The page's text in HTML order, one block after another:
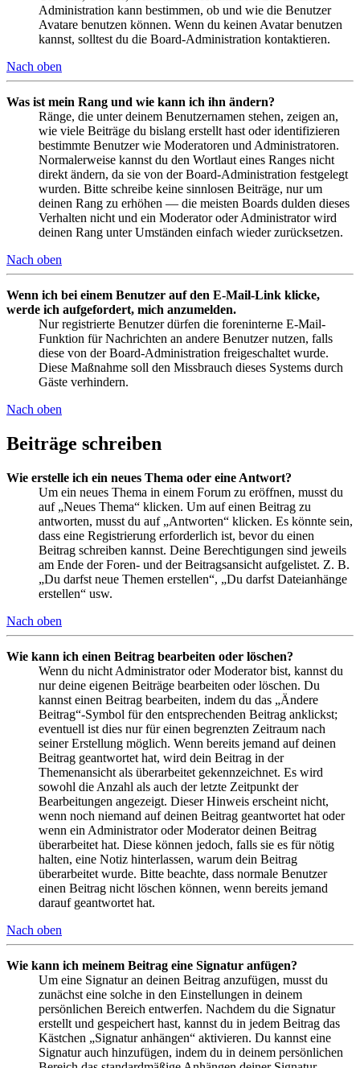
Administration kann bestimmen, ob und wie die Benutzer
Avatare benutzen können. Wenn du keinen Avatar benutzen
kannst, solltest du die Board-Administration kontaktieren.
Nach oben
Was ist mein Rang und wie kann ich ihn ändern?
Ränge, die unter deinem Benutzernamen stehen, zeigen an,
wie viele Beiträge du bislang erstellt hast oder identifizieren
bestimmte Benutzer wie Moderatoren und Administratoren.
Normalerweise kannst du den Wortlaut eines Ranges nicht
direkt ändern, da sie von der Board-Administration festgelegt
wurden. Bitte schreibe keine sinnlosen Beiträge, nur um
deinen Rang zu erhöhen — die meisten Boards dulden dieses
Verhalten nicht und ein Moderator oder Administrator wird
deinen Rang unter Umständen einfach wieder zurücksetzen.
Nach oben
Wenn ich bei einem Benutzer auf den E-Mail-Link klicke,
werde ich aufgefordert, mich anzumelden.
Nur registrierte Benutzer dürfen die foreninterne E-Mail-
Funktion für Nachrichten an andere Benutzer nutzen, falls
diese von der Board-Administration freigeschaltet wurde.
Diese Maßnahme soll den Missbrauch dieses Systems durch
Gäste verhindern.
Nach oben
Beiträge schreiben
Wie erstelle ich ein neues Thema oder eine Antwort?
Um ein neues Thema in einem Forum zu eröffnen, musst du
auf „Neues Thema“ klicken. Um auf einen Beitrag zu
antworten, musst du auf „Antworten“ klicken. Es könnte sein,
dass eine Registrierung erforderlich ist, bevor du einen
Beitrag schreiben kannst. Deine Berechtigungen sind jeweils
am Ende der Foren- und der Beitragsansicht aufgelistet. Z. B.
„Du darfst neue Themen erstellen“, „Du darfst Dateianhänge
erstellen“ usw.
Nach oben
Wie kann ich einen Beitrag bearbeiten oder löschen?
Wenn du nicht Administrator oder Moderator bist, kannst du
nur deine eigenen Beiträge bearbeiten oder löschen. Du
kannst einen Beitrag bearbeiten, indem du das „Ändere
Beitrag“-Symbol für den entsprechenden Beitrag anklickst;
eventuell ist dies nur für einen begrenzten Zeitraum nach
seiner Erstellung möglich. Wenn bereits jemand auf deinen
Beitrag geantwortet hat, wird dein Beitrag in der
Themenansicht als überarbeitet gekennzeichnet. Es wird
sowohl die Anzahl als auch der letzte Zeitpunkt der
Bearbeitungen angezeigt. Dieser Hinweis erscheint nicht,
wenn noch niemand auf deinen Beitrag geantwortet hat oder
wenn ein Administrator oder Moderator deinen Beitrag
überarbeitet hat. Diese können jedoch, falls sie es für nötig
halten, eine Notiz hinterlassen, warum dein Beitrag
überarbeitet wurde. Bitte beachte, dass normale Benutzer
einen Beitrag nicht löschen können, wenn bereits jemand
darauf geantwortet hat.
Nach oben
Wie kann ich meinem Beitrag eine Signatur anfügen?
Um eine Signatur an deinen Beitrag anzufügen, musst du
zunächst eine solche in den Einstellungen in deinem
persönlichen Bereich entwerfen. Nachdem du die Signatur
erstellt und gespeichert hast, kannst du in jedem Beitrag das
Kästchen „Signatur anhängen“ aktivieren. Du kannst eine
Signatur auch hinzufügen, indem du in deinem persönlichen